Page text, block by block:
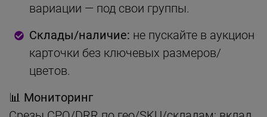
вариации — под свои группы.
Склады/наличие: не пускайте в аукцион
карточки без ключевых размеров/
цветов.
📊 Мониторинг